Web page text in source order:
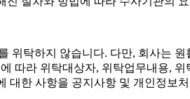
위탁하지 않습니다. 다만, 회사는
따라 위탁대상자, 위탁업무내용,
대한 사항을 공지사항 및 개인정보